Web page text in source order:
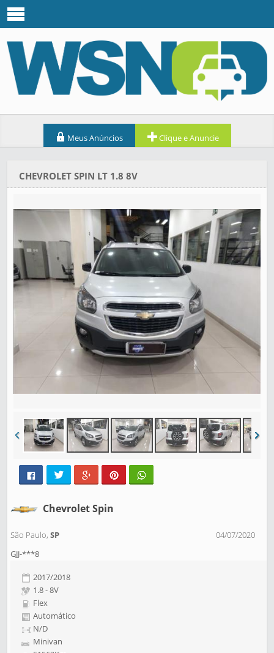
Meus Anúncios Clique e Anuncie
CHEVROLET SPIN LT 1.8 8V
Chevrolet Spin
São Paulo,SP
04/07/2020
GJJ-***8
2017/2018
1.8 - 8V
Flex
Automático
N/D
Minivan